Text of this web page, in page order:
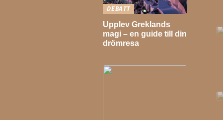
DEBATT
Upplev Greklands
magi – en guide till din
drömresa